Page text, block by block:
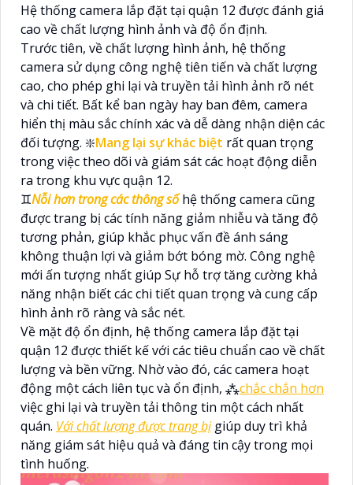
Hệ thống camera lắp đặt tại quận 12 được đánh giá
cao về chất lượng hình ảnh và độ ổn định.
Trước tiên, về chất lượng hình ảnh, hệ thống
camera sử dụng công nghệ tiên tiến và chất lượng
cao, cho phép ghi lại và truyền tải hình ảnh rõ nét
và chi tiết. Bất kể ban ngày hay ban đêm, camera
hiển thị màu sắc chính xác và dễ dàng nhận diện các
đối tượng. ❇️Mang lại sự khác biệt rất quan trọng
trong việc theo dõi và giám sát các hoạt động diễn
ra trong khu vực quận 12.
♊Nỗi hơn trong các thông sốhệ thống camera cũng
được trang bị các tính năng giảm nhiễu và tăng độ
tương phản, giúp khắc phục vấn đề ánh sáng
không thuận lợi và giảm bớt bóng mờ. Công nghệ
mới ấn tượng nhất giúp Sự hỗ trợ tăng cường khả
năng nhận biết các chi tiết quan trọng và cung cấp
hình ảnh rõ ràng và sắc nét.
Về mặt độ ổn định, hệ thống camera lắp đặt tại
quận 12 được thiết kế với các tiêu chuẩn cao về chất
lượng và bền vững. Nhờ vào đó, các camera hoạt
động một cách liên tục và ổn định, ⁂chắc chắn hơn
việc ghi lại và truyền tải thông tin một cách nhất
quán. Với chất lượng được trang bị giúp duy trì khả
năng giám sát hiệu quả và đáng tin cậy trong mọi
tình huống.